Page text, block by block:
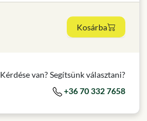
Kosárba
Kérdése van? Segítsünk választani?
+36 70 332 7658